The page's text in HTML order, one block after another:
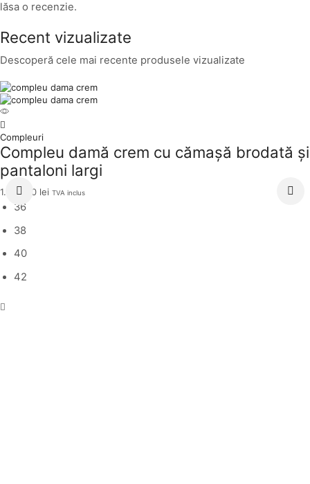
lăsa o recenzie.
Recent vizualizate
Descoperă cele mai recente produsele vizualizate
Compleuri
Compleu damă crem cu cămașă brodată și
pantaloni largi
1.099,00 lei TVA inclus
36
38
40
42